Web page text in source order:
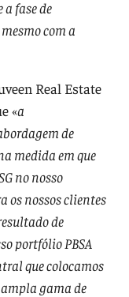
fase de
com a
Real Estate
«a
de
medida em que
no nosso
os nossos clientes
de
portfólio PBSA
que colocamos
gama de